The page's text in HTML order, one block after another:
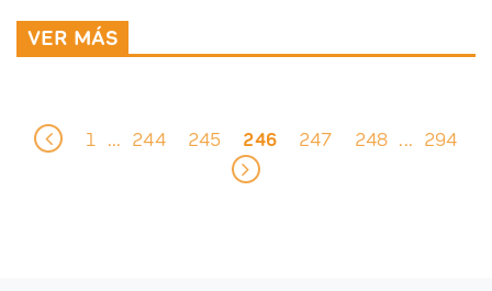
VER MÁS
1 ... 244 245 246 247 248 ... 294